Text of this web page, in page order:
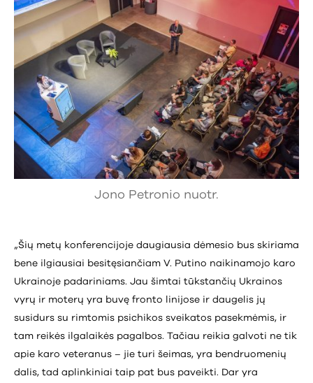
Jono Petronio nuotr.
„Šių metų konferencijoje daugiausia dėmesio bus skiriama
bene ilgiausiai besitęsiančiam V. Putino naikinamojo karo
Ukrainoje padariniams. Jau šimtai tūkstančių Ukrainos
vyrų ir moterų yra buvę fronto linijose ir daugelis jų
susidurs su rimtomis psichikos sveikatos pasekmėmis, ir
tam reikės ilgalaikės pagalbos. Tačiau reikia galvoti ne tik
apie karo veteranus – jie turi šeimas, yra bendruomenių
dalis, tad aplinkiniai taip pat bus paveikti. Dar yra